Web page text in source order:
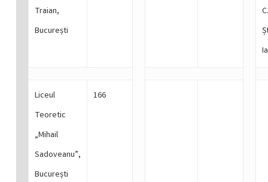
Traian,
București
C.
Liceul
Teoretic
„Mihail
Sadoveanu”,
București
166